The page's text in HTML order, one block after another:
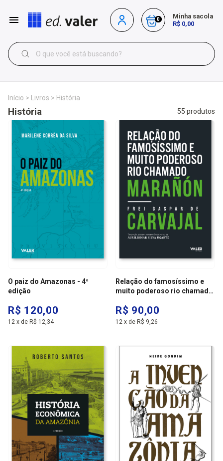
0
Minha sacola
R$ 0,00
Início > Livros > História
História 55 produtos
O paiz do Amazonas - 4ª
edição
R$ 120,00
12 x de R$ 12,34
Relação do famosíssimo e
muito poderoso rio chamado
R$ 90,00
12 x de R$ 9,26